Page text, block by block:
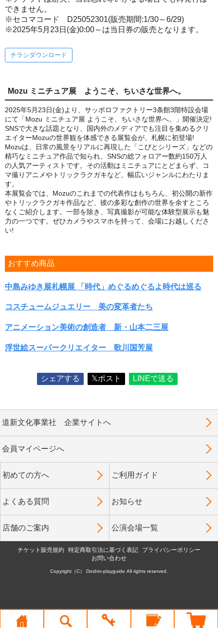
できません。
※セコマコード D25052301(販売期間:1/30～6/29)
※2025年5月23日(金)0:00～は当日券の販売となります。
チラシダウンロード
Mozu ミニチュア展 ようこそ、ちいさな世界へ。
2025年5月23日(金)より、サッポロファクトリー3条館3階特設会場
にて「Mozu ミニチュア展 ようこそ、ちいさな世界へ。」開催決定!
SNSで大きな話題となり、国内外のメディアでも注目を集めるクリ
エイターMozuの世界観を体感できる展覧会が、札幌に初登場!
Mozuは、日常の風景をリアルに再現した「こびとシリーズ」などの
精巧なミニチュア作品で知られ、SNSの総フォロアー数約150万人
の人気アーティストです。その活動はミニチュアにとどまらず、コ
マ撮りアニメやトリックラクガキなど、幅広いジャンルにわたりま
す。
本展覧会では、Mozuのこれまでの代表作はもちろん、初公開の新作
やトリックラクガキ作品など、彼の多彩な創作の世界を余すところ
なくご紹介します。一部を除き、写真撮影が可能な体験型展示も魅
力の一つです。ぜひカメラやスマホを持って、会場にお越しくださ
い!
おすすめ商品
中島みゆき展札幌展 「時代」めぐるめぐるよ時代は巡る
コスチュームジュエリー 美の変革者たち
アニメーション美術の創造者 新・山本二三展
浮世絵スーパークリエイター 歌川国芳展
シェアする 𝕏ポスト LINEで送る
道新文化事業社 企業サイトへ
会員マイページへ
初めての方へ ご利用ガイド
よくある質問 お知らせ
店舗のご案内 公演会場一覧
チケット販売規約 特定商取引法に基づく表記
プライバシーポリシー
お問い合わせ
Copyright（C） Doshin-playguide All rights reserved.